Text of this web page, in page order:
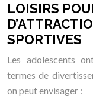
LOISIRS
SPORTIVES
Les adolescents
termes de
on peut envisager :